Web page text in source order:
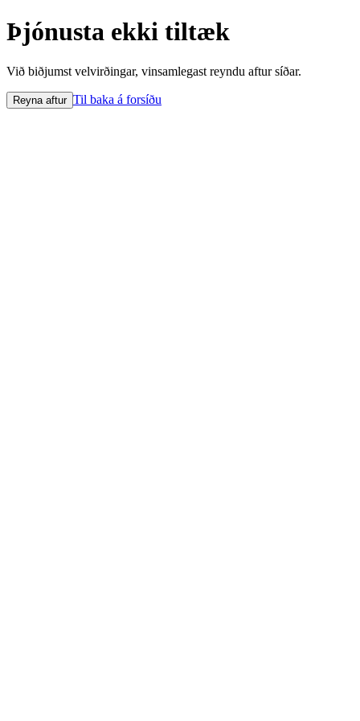
Þjónusta ekki tiltæk
Við biðjumst velvirðingar, vinsamlegast reyndu aftur síðar.
Reyna aftur Til baka á forsíðu